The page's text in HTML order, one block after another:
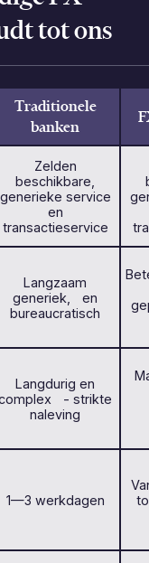
tot ons
Traditionele
banken
Zelden
beschikbare,
generieke service
en
transactieservice
Langzaam
generiek, en
bureaucratisch
Langdurig en
- strikte
naleving
1—3 werkdagen